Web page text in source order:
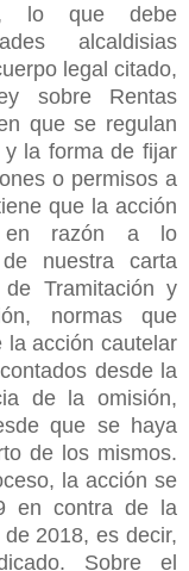
lo que debe
alcaldisias
legal citado,
sobre Rentas
que se regulan
y la forma de fijar
o permisos a
que la acción
en razón a lo
nuestra carta
Tramitación y
normas que
la acción cautelar
desde la
de la omisión,
que se haya
de los mismos.
la acción se
en contra de la
2018, es decir,
Sobre el